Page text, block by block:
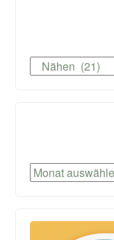
Kategorien
Archiv